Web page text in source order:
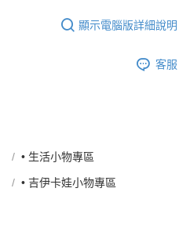
顯示電腦版詳細說明
客服
• 生活小物專區
• 吉伊卡娃小物專區